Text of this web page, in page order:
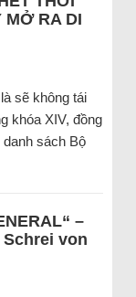
MỞ RA DI
sẽ không tái
khóa XIV, đồng
sách Bộ
–
von